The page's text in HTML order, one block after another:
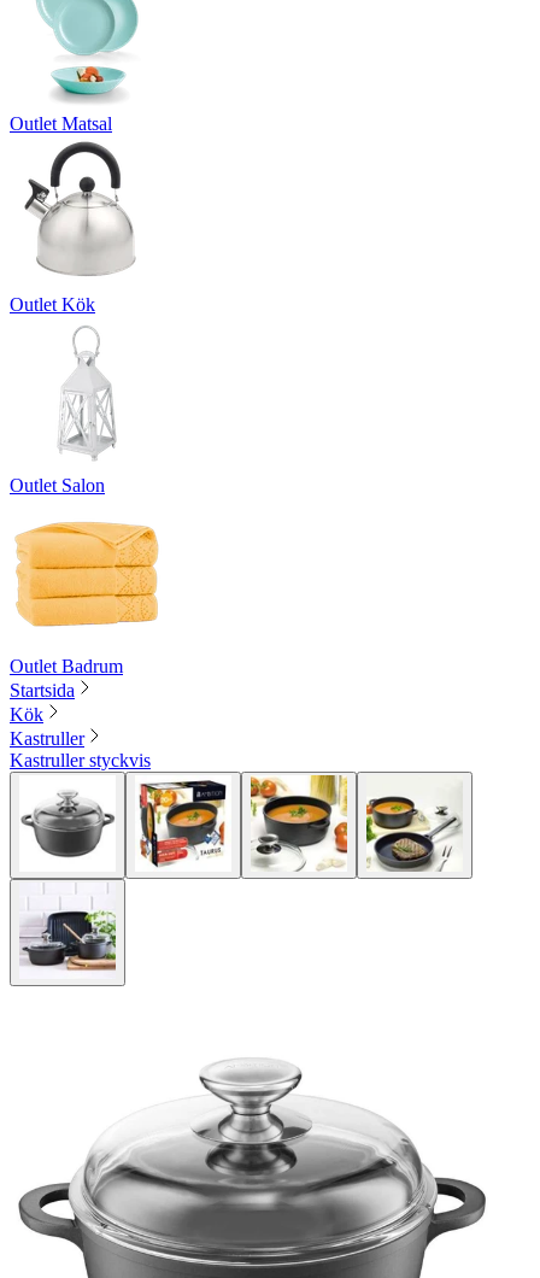
Outlet Matsal
Outlet Kök
Outlet Salon
Outlet Badrum
Startsida
Kök
Kastruller
Kastruller styckvis